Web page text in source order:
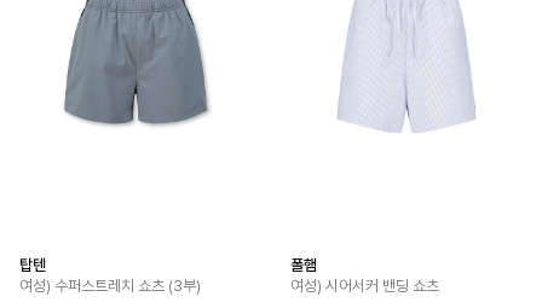
탑텐
여성) 수퍼스트레치 쇼츠 (3부)
폴햄
여성) 시어서커 밴딩 쇼츠